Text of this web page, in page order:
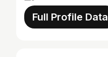
Full Profile Data